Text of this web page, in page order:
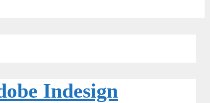
Indesign